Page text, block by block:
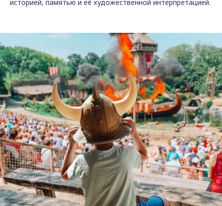
историей, памятью и её художественной интерпретацией.